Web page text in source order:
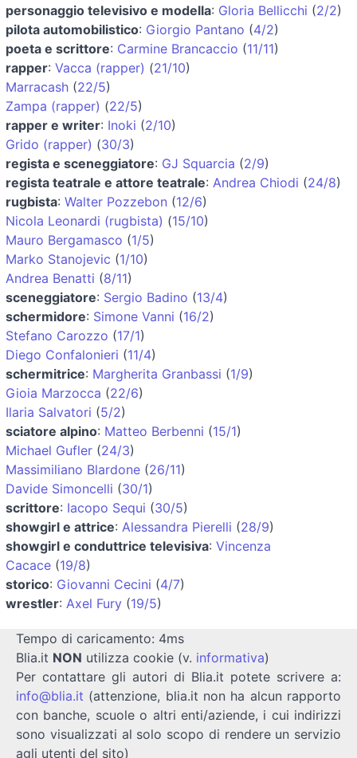
personaggio televisivo e modella: Gloria Bellicchi (2/2)
pilota automobilistico: Giorgio Pantano (4/2)
poeta e scrittore: Carmine Brancaccio (11/11)
rapper: Vacca (rapper) (21/10)
Marracash (22/5)
Zampa (rapper) (22/5)
rapper e writer: Inoki (2/10)
Grido (rapper) (30/3)
regista e sceneggiatore: GJ Squarcia (2/9)
regista teatrale e attore teatrale: Andrea Chiodi (24/8)
rugbista: Walter Pozzebon (12/6)
Nicola Leonardi (rugbista) (15/10)
Mauro Bergamasco (1/5)
Marko Stanojevic (1/10)
Andrea Benatti (8/11)
sceneggiatore: Sergio Badino (13/4)
schermidore: Simone Vanni (16/2)
Stefano Carozzo (17/1)
Diego Confalonieri (11/4)
schermitrice: Margherita Granbassi (1/9)
Gioia Marzocca (22/6)
Ilaria Salvatori (5/2)
sciatore alpino: Matteo Berbenni (15/1)
Michael Gufler (24/3)
Massimiliano Blardone (26/11)
Davide Simoncelli (30/1)
scrittore: Iacopo Sequi (30/5)
showgirl e attrice: Alessandra Pierelli (28/9)
showgirl e conduttrice televisiva: Vincenza
Cacace (19/8)
storico: Giovanni Cecini (4/7)
wrestler: Axel Fury (19/5)
Tempo di caricamento: 4ms
Blia.it NON utilizza cookie (v. informativa)
Per contattare gli autori di Blia.it potete scrivere a:
info@blia.it (attenzione, blia.it non ha alcun rapporto
con banche, scuole o altri enti/aziende, i cui indirizzi
sono visualizzati al solo scopo di rendere un servizio
agli utenti del sito)